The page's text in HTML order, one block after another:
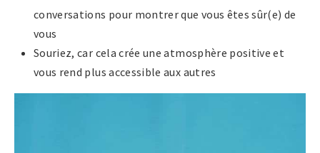
conversations pour montrer que vous êtes sûr(e) de
vous
Souriez, car cela crée une atmosphère positive et
vous rend plus accessible aux autres